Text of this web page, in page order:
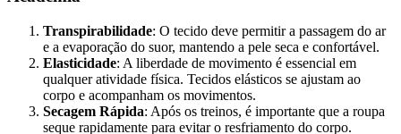
Transpirabilidade: O tecido deve permitir a passagem do ar
e a evaporação do suor, mantendo a pele seca e confortável.
Elasticidade: A liberdade de movimento é essencial em
qualquer atividade física. Tecidos elásticos se ajustam ao
corpo e acompanham os movimentos.
Secagem Rápida: Após os treinos, é importante que a roupa
seque rapidamente para evitar o resfriamento do corpo.